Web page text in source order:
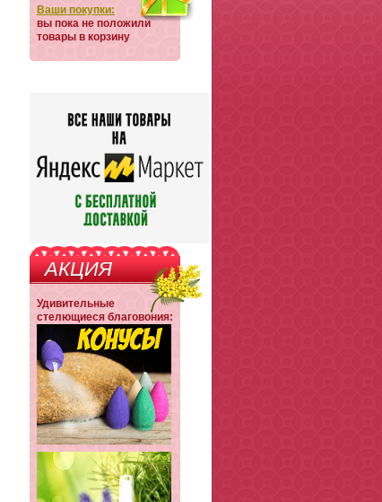
Ваши покупки:
вы пока не положили
товары в корзину
АКЦИЯ
Удивительные
стелющиеся благовония: